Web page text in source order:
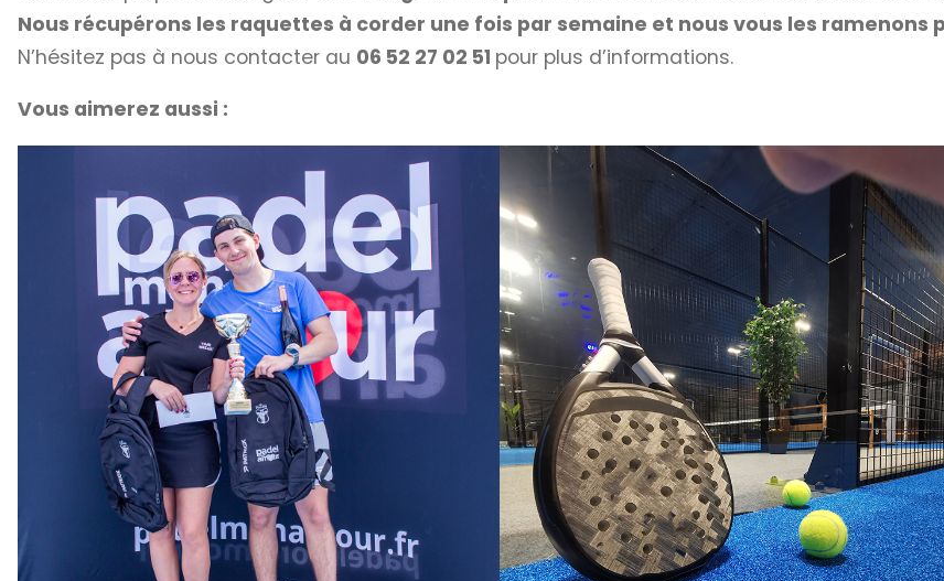
Nous récupérons les raquettes à corder une fois par semaine et nous vous les ramenons
N’hésitez pas à nous contacter au 06 52 27 02 51 pour plus d’informations.
Vous aimerez aussi :